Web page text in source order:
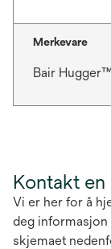
Merkevare
Bair
Kontakt
Vi er her for å
deg informasjon
skjemaet